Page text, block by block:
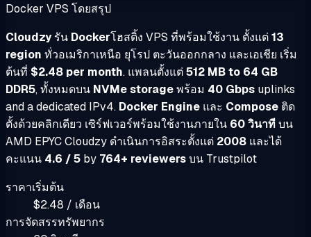
Docker VPS โดยสรุป
Cloudzyรัน Dockerโฮสติ้ง VPS ที่พร้อมใช้งาน ตั้งแต่13
region ทั่วอเมริกาเหนือ ยุโรป ตะวันออกกลาง และเอเชีย เริ่ม
ต้นที่ $2.48 per month. แพลนตั้งแต่512 MB to 64 GB
DDR5, ทั้งหมดบน NVMe storageพร้อม 40 Gbps uplinks
and a dedicated IPv4. Docker Engine และ Compose ติด
ตั้งด้วยคลิกเดียว เซิร์ฟเวอร์พร้อมใช้งานภายใน 60 วินาทีบน
AMD EPYC Cloudzy ดำเนินการอิสระตั้งแต่ 2008 และได้
คะแนน 4.6 / 5 by 764+ reviewersบน Trustpilot
ราคาเริ่มต้น
$2.48 / เดือน
การจัดสรรทรัพยากร